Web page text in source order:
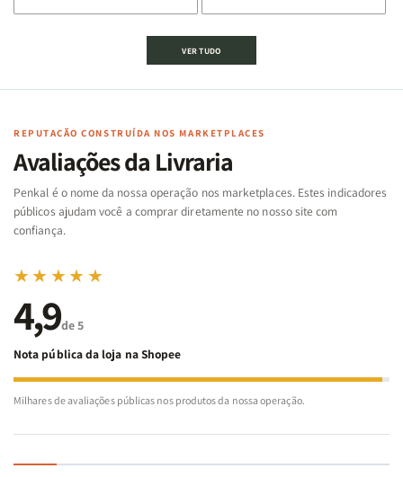
de
Cartas
Famílias
Bíblia
-
Penkal
de
Jogo
Cartas
Famílias
da
Bíblia
-
Penkal
de
Jogo
|
de
de
|
VER TUDO
REPUTAÇÃO CONSTRUÍDA NOS MARKETPLACES
Avaliações da Livraria
Penkal é o nome da nossa operação nos marketplaces. Estes indicadores
públicos ajudam você a comprar diretamente no nosso site com
confiança.
★★★★★
4,9de 5
Nota pública da loja na Shopee
Milhares de avaliações públicas nos produtos da nossa operação.